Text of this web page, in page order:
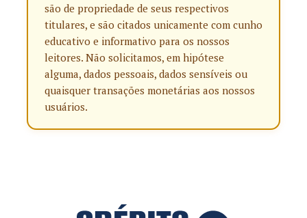
são de propriedade de seus respectivos
titulares, e são citados unicamente com cunho
educativo e informativo para os nossos
leitores. Não solicitamos, em hipótese
alguma, dados pessoais, dados sensíveis ou
quaisquer transações monetárias aos nossos
usuários.